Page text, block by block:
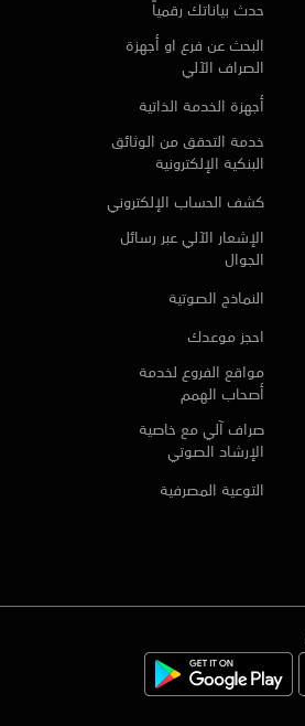
حدث بياناتك رقمياً
البحث عن فرع او أجهزة
الصراف الآلي
أجهزة الخدمة الذاتية
خدمة التحقق من الوثائق
البنكية الإلكترونية
كشف الحساب الإلكتروني
الإشعار الآلي عبر رسائل
الجوال
النماذج الصوتية
احجز موعدك
مواقع الفروع لخدمة
أصحاب الهمم
صراف آلي مع خاصية
الإرشاد الصوتي
التوعية المصرفية